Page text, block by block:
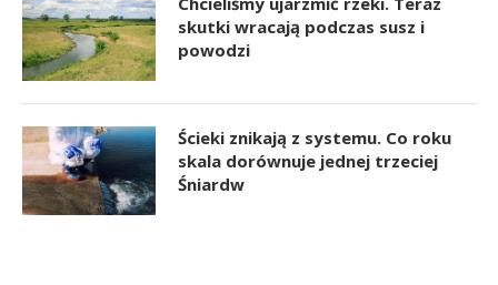
skutki wracają podczas susz i
powodzi
Ścieki znikają z systemu. Co roku
skala dorównuje jednej trzeciej
Śniardw